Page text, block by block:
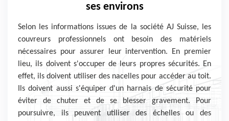
ses environs
Selon les informations issues de la société AJ Suisse, les
couvreurs professionnels ont besoin des matériels
nécessaires pour assurer leur intervention. En premier
lieu, ils doivent s'occuper de leurs propres sécurités. En
effet, ils doivent utiliser des nacelles pour accéder au toit.
Ils doivent aussi s'équiper d'un harnais de sécurité pour
éviter de chuter et de se blesser gravement. Pour
poursuivre, ils peuvent utiliser des échelles ou des